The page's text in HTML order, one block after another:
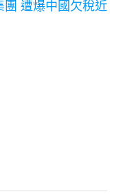
團 遭爆中國欠稅近